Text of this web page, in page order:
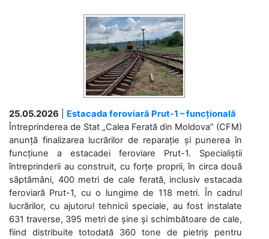
25.05.2026
Estacada feroviară Prut-1 – funcțională
Întreprinderea de Stat „Calea Ferată din Moldova” (CFM)
anunță finalizarea lucrărilor de reparație și punerea în
funcțiune a estacadei feroviare Prut-1. Specialiștii
întreprinderii au construit, cu forțe proprii, în circa două
săptămâni, 400 metri de cale ferată, inclusiv estacada
feroviară Prut-1, cu o lungime de 118 metri. În cadrul
lucrărilor, cu ajutorul tehnicii speciale, au fost instalate
631 traverse, 395 metri de șine și schimbătoare de cale,
fiind distribuite totodată 360 tone de pietriș pentru